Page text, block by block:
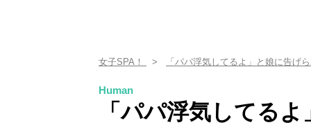
女子SPA！ 「パパ浮気してるよ」と娘に告げ
Human
「パパ浮気してる